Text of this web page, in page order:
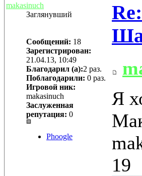
makasinuch
Заглянувший
Сообщений: 18
Зарегистрирован:
21.04.13, 10:49
Благодарил (а):2 раз.
Поблагодарили: 0 раз.
Игровой ник:
makasinuch
Заслуженная
репутация: 0
Phoogle
Я
19